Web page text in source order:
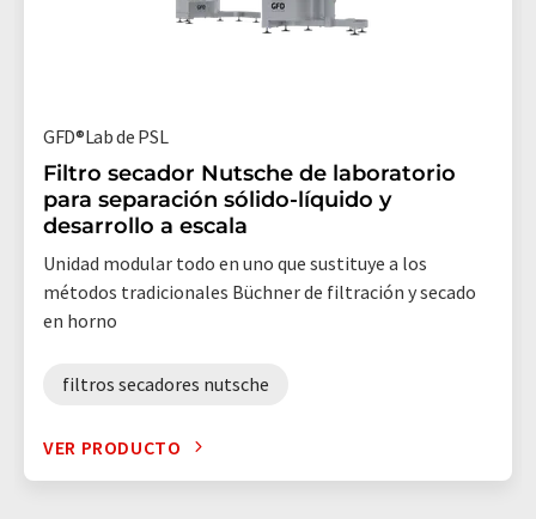
GFD®Lab de PSL
Filtro secador Nutsche de laboratorio
para separación sólido-líquido y
desarrollo a escala
Unidad modular todo en uno que sustituye a los
métodos tradicionales Büchner de filtración y secado
en horno
filtros secadores nutsche
VER PRODUCTO